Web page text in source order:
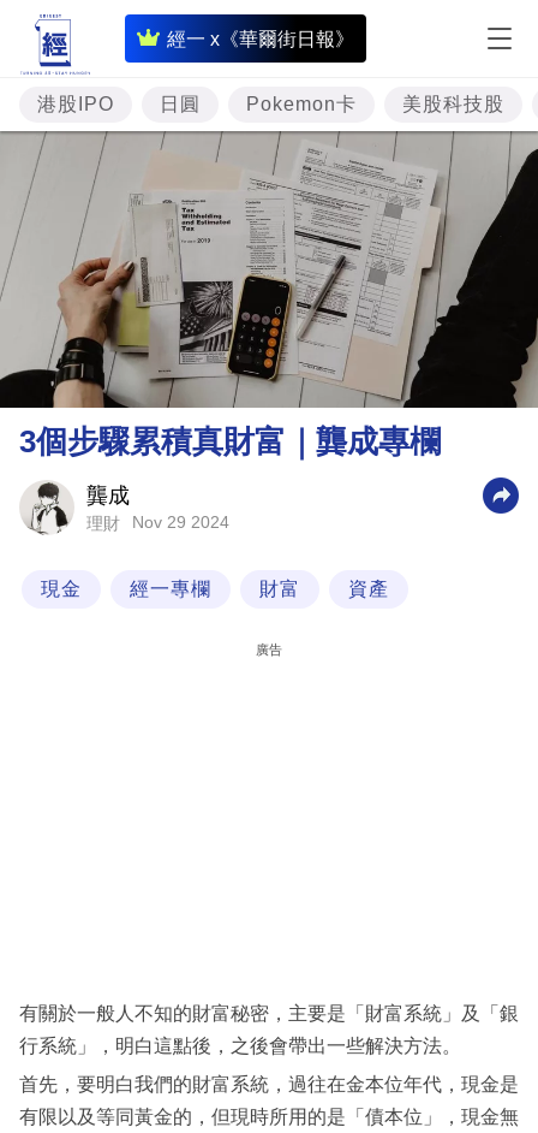
經一 x《華爾街日報》
即
時
財
經
題
資
市
理
財
業
閱
專
港股IPO 日圓 Pokemon卡 美股科技股
3個步驟累積真財富｜龔成專欄
龔成
理財 Nov 29 2024
現金 經一專欄 財富 資產
廣告
有關於一般人不知的財富秘密，主要是「財富系統」及「銀
行系統」，明白這點後，之後會帶出一些解決方法。
首先，要明白我們的財富系統，過往在金本位年代，現金是
有限以及等同黃金的，但現時所用的是「債本位」，現金無